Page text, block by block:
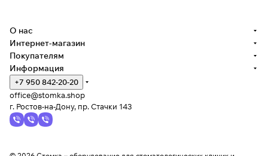
О нас
Интернет-магазин
Покупателям
Информация
+7 950 842-20-20
office@stomka.shop
г. Ростов-на-Дону, пр. Стачки 143